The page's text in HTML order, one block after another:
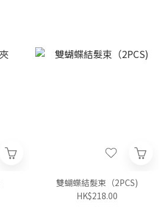
雙蝴蝶結髮束（2PCS)
HK$218.00